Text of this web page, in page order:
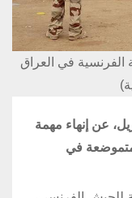
في العراق
في 4 نيسان/ أبريل، عن إنهاء مهمة
في